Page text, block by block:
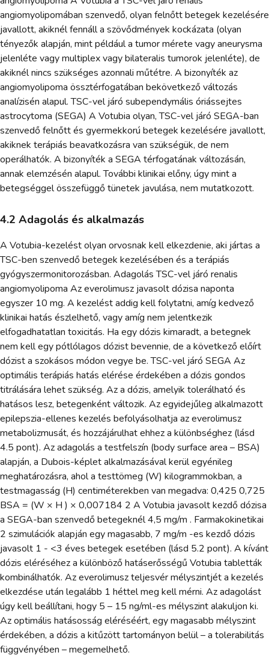
angiomyolipomában szenvedő, olyan felnőtt betegek kezelésére
javallott, akiknél fennáll a szövődmények kockázata (olyan
tényezők alapján, mint például a tumor mérete vagy aneurysma
jelenléte vagy multiplex vagy bilateralis tumorok jelenléte), de
akiknél nincs szükséges azonnali műtétre. A bizonyíték az
angiomyolipoma össztérfogatában bekövetkező változás
analízisén alapul. TSC-vel járó subependymális óriássejtes
astrocytoma (SEGA) A Votubia olyan, TSC-vel járó SEGA-ban
szenvedő felnőtt és gyermekkorú betegek kezelésére javallott,
akiknek terápiás beavatkozásra van szükségük, de nem
operálhatók. A bizonyíték a SEGA térfogatának változásán,
annak elemzésén alapul. További klinikai előny, úgy mint a
betegséggel összefüggő tünetek javulása, nem mutatkozott.
4.2 Adagolás és alkalmazás
A Votubia-kezelést olyan orvosnak kell elkezdenie, aki jártas a
TSC-ben szenvedő betegek kezelésében és a terápiás
gyógyszermonitorozásban. Adagolás TSC-vel járó renalis
angiomyolipoma Az everolimusz javasolt dózisa naponta
egyszer 10 mg. A kezelést addig kell folytatni, amíg kedvező
klinikai hatás észlelhető, vagy amíg nem jelentkezik
elfogadhatatlan toxicitás. Ha egy dózis kimaradt, a betegnek
nem kell egy pótlólagos dózist bevennie, de a következő előírt
dózist a szokásos módon vegye be. TSC-vel járó SEGA Az
optimális terápiás hatás elérése érdekében a dózis gondos
titrálására lehet szükség. Az a dózis, amelyik tolerálható és
hatásos lesz, betegenként változik. Az egyidejűleg alkalmazott
epilepszia-ellenes kezelés befolyásolhatja az everolimusz
metabolizmusát, és hozzájárulhat ehhez a különbséghez (lásd
4.5 pont). Az adagolás a testfelszín (body surface area – BSA)
alapján, a Dubois-képlet alkalmazásával kerül egyénileg
meghatározásra, ahol a testtömeg (W) kilogrammokban, a
testmagasság (H) centiméterekben van megadva: 0,425 0,725
BSA = (W × H ) × 0,007184 2 A Votubia javasolt kezdő dózisa
a SEGA-ban szenvedő betegeknél 4,5 mg/m . Farmakokinetikai
2 szimulációk alapján egy magasabb, 7 mg/m -es kezdő dózis
javasolt 1 - <3 éves betegek esetében (lásd 5.2 pont). A kívánt
dózis eléréséhez a különböző hatáserősségű Votubia tabletták
kombinálhatók. Az everolimusz teljesvér mélyszintjét a kezelés
elkezdése után legalább 1 héttel meg kell mérni. Az adagolást
úgy kell beállítani, hogy 5 – 15 ng/ml-es mélyszint alakuljon ki.
Az optimális hatásosság eléréséért, egy magasabb mélyszint
érdekében, a dózis a kitűzött tartományon belül – a tolerabilitás
függvényében – megemelhető.